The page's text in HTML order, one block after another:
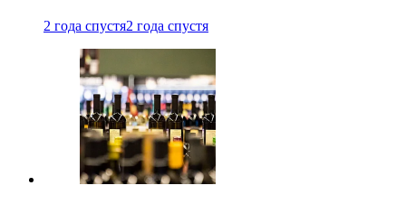
2 года спустя2 года спустя